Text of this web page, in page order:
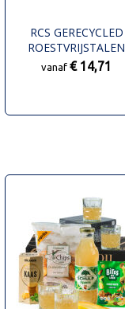
RCS GERECYCLED
ROESTVRIJSTALEN
LEKVRIJE LUNCHBOX
vanaf€ 14,71